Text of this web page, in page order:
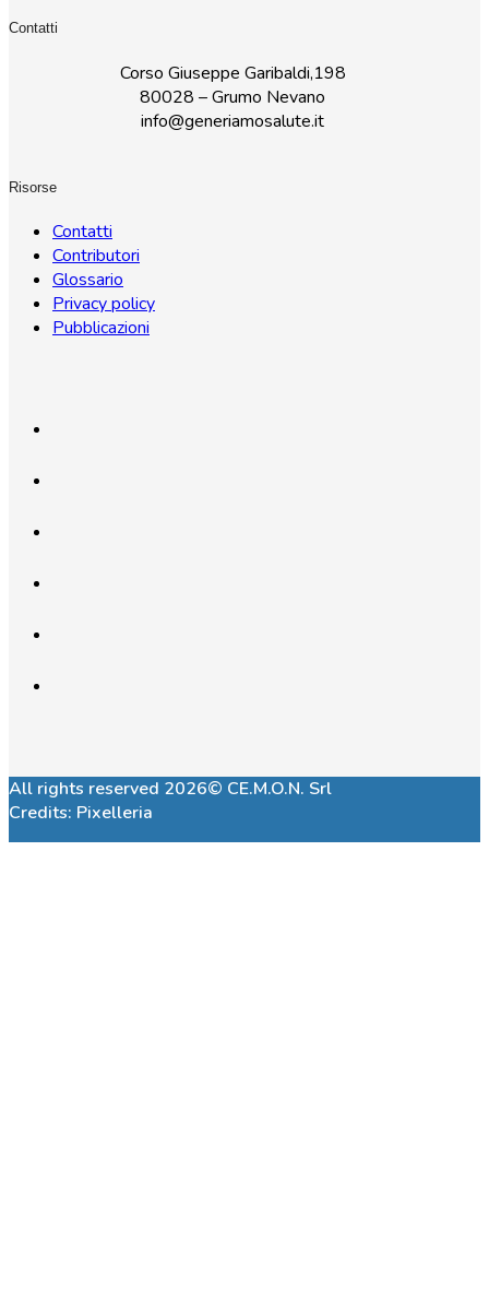
Contatti
Corso Giuseppe Garibaldi,198
80028 – Grumo Nevano
info@generiamosalute.it
Risorse
Contatti
Contributori
Glossario
Privacy policy
Pubblicazioni
All rights reserved 2026© CE.M.O.N. Srl
Credits: Pixelleria